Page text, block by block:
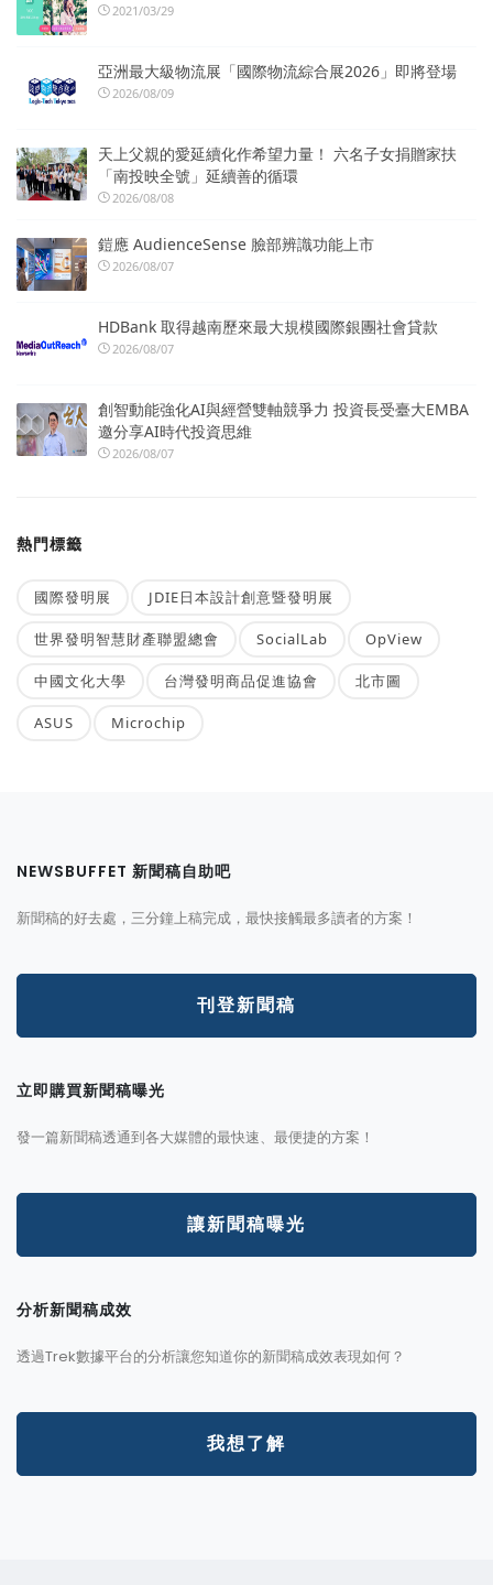
2021/03/29
亞洲最大級物流展「國際物流綜合展2026」即將登場
2026/08/09
天上父親的愛延續化作希望力量！ 六名子女捐贈家扶
「南投映全號」延續善的循環
2026/08/08
鎧應 AudienceSense 臉部辨識功能上市
2026/08/07
HDBank 取得越南歷來最大規模國際銀團社會貸款
2026/08/07
創智動能強化AI與經營雙軸競爭力 投資長受臺大EMBA
邀分享AI時代投資思維
2026/08/07
熱門標籤
國際發明展 JDIE日本設計創意暨發明展
世界發明智慧財產聯盟總會 SocialLab OpView
中國文化大學 台灣發明商品促進協會 北市圖
ASUS Microchip
NEWSBUFFET 新聞稿自助吧
新聞稿的好去處，三分鐘上稿完成，最快接觸最多讀者的方案！
刊登新聞稿
立即購買新聞稿曝光
發一篇新聞稿透通到各大媒體的最快速、最便捷的方案！
讓新聞稿曝光
分析新聞稿成效
透過Trek數據平台的分析讓您知道你的新聞稿成效表現如何？
我想了解